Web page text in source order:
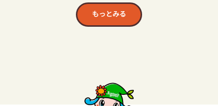
もっとみる